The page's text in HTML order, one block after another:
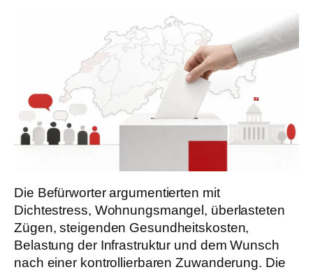
Die Befürworter argumentierten mit
Dichtestress, Wohnungsmangel, überlasteten
Zügen, steigenden Gesundheitskosten,
Belastung der Infrastruktur und dem Wunsch
nach einer kontrollierbaren Zuwanderung. Die